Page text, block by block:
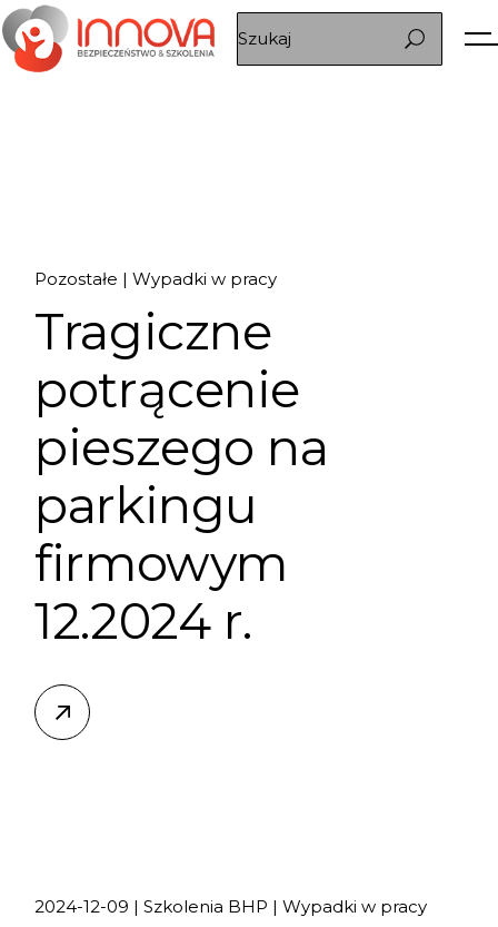
03.
sty, 2025
Pozostałe Wypadki w pracy
Tragiczne
potrącenie
pieszego na
parkingu
firmowym
12.2024 r.
2024-12-09 Szkolenia BHP Wypadki w pracy